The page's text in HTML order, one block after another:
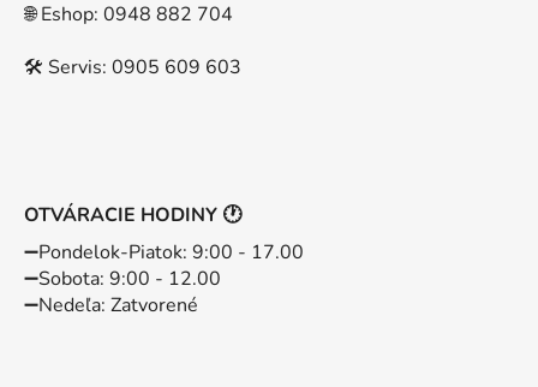
🌐 Eshop: 0948 882 704
🛠️ Servis: 0905 609 603
OTVÁRACIE HODINY 🕐
➖️Pondelok-Piatok: 9:00 - 17.00
➖️Sobota: 9:00 - 12.00
➖️Nedeľa: Zatvorené